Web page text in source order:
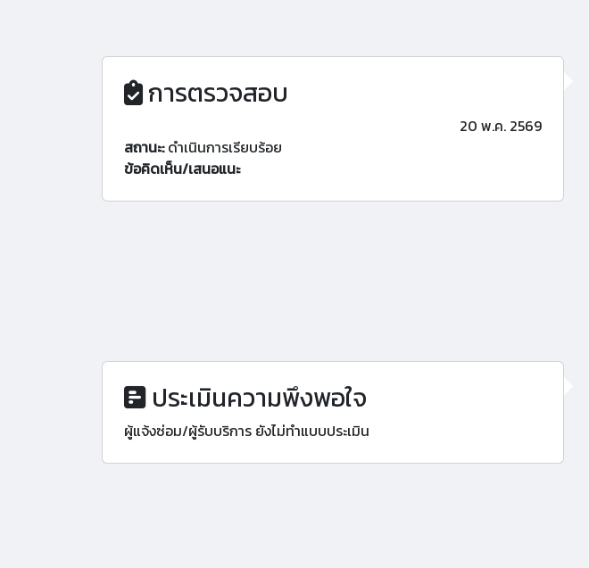
การตรวจสอบ
20 พ.ค. 2569
สถานะ:ดำเนินการเรียบร้อย
ข้อคิดเห็น/เสนอแนะ
ประเมินความพึงพอใจ
ผู้แจ้งซ่อม/ผู้รับบริการ ยังไม่ทำแบบประเมิน